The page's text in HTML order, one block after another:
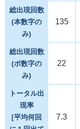
総出現回数
(本数字の
み)
135
総出現回数
(ボ数字の
み)
22
トータル出
現率
[平均何回
7.3